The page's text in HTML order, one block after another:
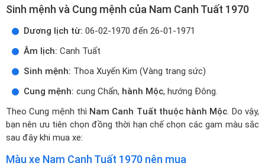
Sinh mệnh và Cung mệnh của Nam Canh Tuất 1970
Dương lịch từ: 06-02-1970 đến 26-01-1971
Âm lịch: Canh Tuất
Sinh mệnh: Thoa Xuyến Kim (Vàng trang sức)
Cung mệnh: cung Chấn, hành Mộc, hướng Đông.
Theo Cung mệnh thì Nam Canh Tuất thuộc hành Mộc. Do vậy,
bạn nên ưu tiên chọn đồng thời hạn chế chọn các gam màu sắc
sau đây khi mua xe:
Màu xe Nam Canh Tuất 1970 nên mua